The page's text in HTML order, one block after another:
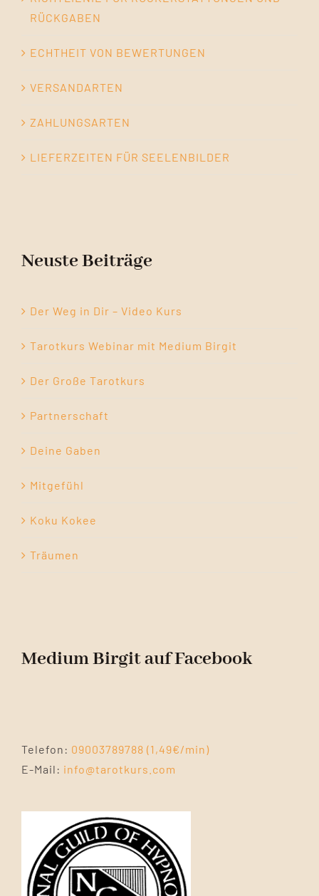
RÜCKGABEN
ECHTHEIT VON BEWERTUNGEN
VERSANDARTEN
ZAHLUNGSARTEN
LIEFERZEITEN FÜR SEELENBILDER
Neuste Beiträge
Der Weg in Dir – Video Kurs
Tarotkurs Webinar mit Medium Birgit
Der Große Tarotkurs
Partnerschaft
Deine Gaben
Mitgefühl
Koku Kokee
Träumen
Medium Birgit auf Facebook
Telefon: 09003789788 (1,49€/min)
E-Mail: info@tarotkurs.com